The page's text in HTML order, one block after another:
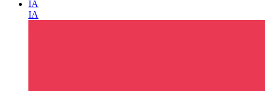
IA
IA